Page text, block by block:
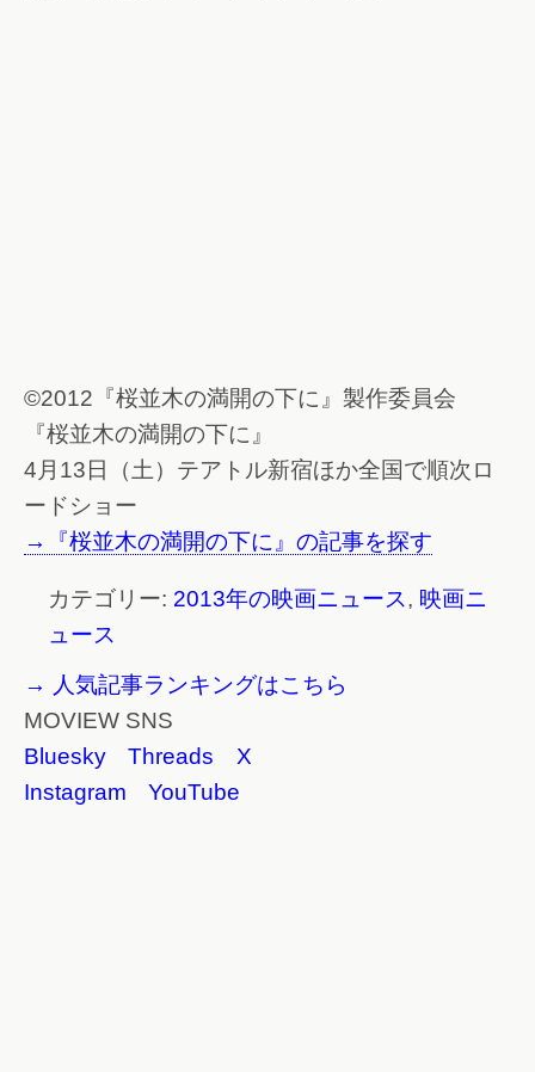
©2012『桜並木の満開の下に』製作委員会
『桜並木の満開の下に』
4月13日（土）テアトル新宿ほか全国で順次ロ
ードショー
→『桜並木の満開の下に』の記事を探す
カテゴリー: 2013年の映画ニュース, 映画ニ
ュース
→ 人気記事ランキングはこちら
MOVIEW SNS
Bluesky
Threads
X
Instagram
YouTube